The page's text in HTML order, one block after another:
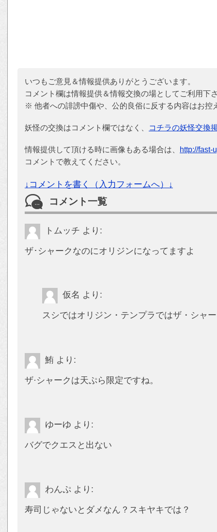
いつもご意見＆情報提供ありがとうございます。
コメント欄は情報提供＆情報交換の場としてご利用下
※ 他者への誹謗中傷や、公的良俗に反する内容はお控
妖怪の交換はコメント欄ではなく、 コチラの妖怪交換
情報提供して頂ける時に画像もある場合は、
http://fast-
コメントで教えてください。
↓コメントを書く（入力フォームへ）↓
コメント一覧
トムッチ より:
ザ･シャークなのにオリジンになってますよ
仮名 より:
スシではオリジン・テンプラではザ・シャ
鮪 より:
ザ·シャークは天ぷら限定ですね。
ゆーゆ より:
バグでクエスと出ない
わんぷ より:
寿司じゃないとダメなん？スキヤキでは？